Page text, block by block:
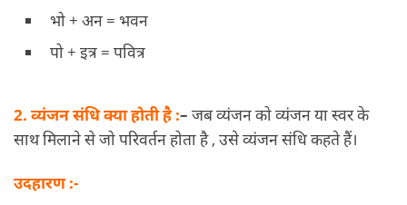
भो + अन = भवन
पो + इत्र = पवित्र
2. व्यंजन संधि क्या होती है :– जब व्यंजन को व्यंजन या स्वर के
साथ मिलाने से जो परिवर्तन होता है , उसे व्यंजन संधि कहते हैं।
उदहारण :-